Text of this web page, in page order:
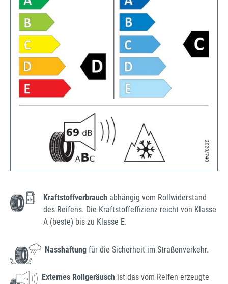
Kraftstoffverbrauch abhängig vom Rollwiderstand
des Reifens. Die Kraftstoffeffizienz reicht von Klasse
A (beste) bis zu Klasse E.
Nasshaftung für die Sicherheit im Straßenverkehr.
Externes Rollgeräusch ist das vom Reifen erzeugte